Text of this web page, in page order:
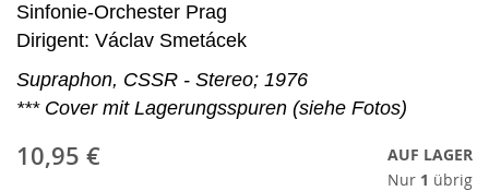
Sinfonie-Orchester Prag
Dirigent: Václav Smetácek
Supraphon, CSSR - Stereo; 1976
*** Cover mit Lagerungsspuren (siehe Fotos)
10,95 €
AUF LAGER
Nur 1 übrig